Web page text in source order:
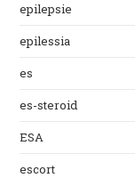
epilepsie
epilessia
es
es-steroid
ESA
escort